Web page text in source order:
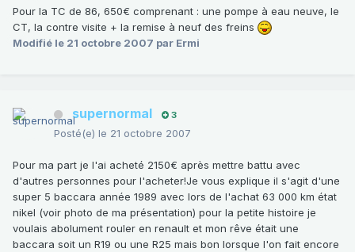
Pour la TC de 86, 650€ comprenant : une pompe à eau neuve, le
CT, la contre visite + la remise à neuf des freins
Modifié le 21 octobre 2007 par Ermi
supernormal 3
Posté(e) le 21 octobre 2007
Pour ma part je l'ai acheté 2150€ après mettre battu avec
d'autres personnes pour l'acheter!Je vous explique il s'agit d'une
super 5 baccara année 1989 avec lors de l'achat 63 000 km état
nikel (voir photo de ma présentation) pour la petite histoire je
voulais abolument rouler en renault et mon rêve était une
baccara soit un R19 ou une R25 mais bon lorsque l'on fait encore